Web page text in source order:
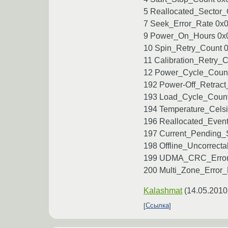
5
7 Seek_Error_Rate
9 Power_On_Hours
10 Spin_Retry_Count
11
12
192 Power-
193
194
196
197
198
199
200
Kalashmat (
Ссылка